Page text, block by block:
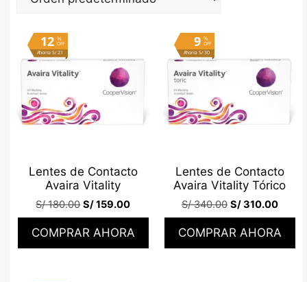
%
OFF
12
Ahorra S/ 21
Lentes de Contacto
Avaira Vitality
S/180.00 S/159.00
COMPRAR AHORA
%
OFF
9
Ahorra S/ 30
Lentes de Contacto
Avaira Vitality Tórico
S/340.00 S/310.00
COMPRAR AHORA